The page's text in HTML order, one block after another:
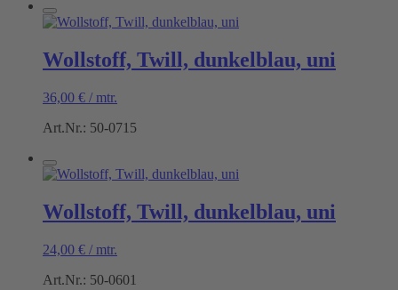
Wollstoff, Twill, dunkelblau, uni
36,00 € / mtr.
Art.Nr.: 50-0715
Wollstoff, Twill, dunkelblau, uni
24,00 € / mtr.
Art.Nr.: 50-0601